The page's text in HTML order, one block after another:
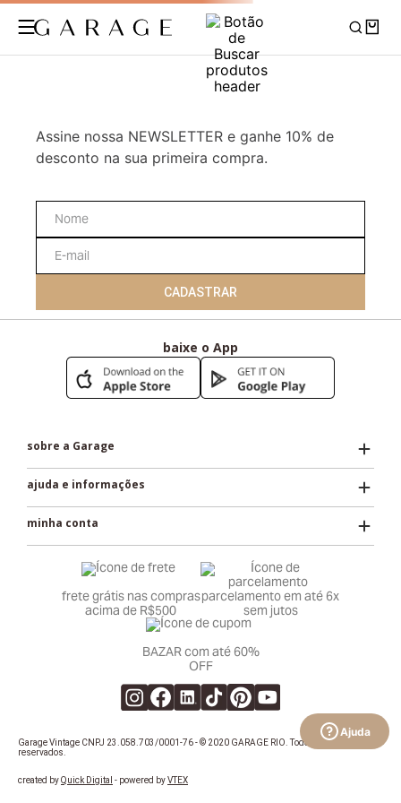
Ajuda
Assine nossa NEWSLETTER e ganhe 10% de
desconto na sua primeira compra.
CADASTRAR
baixe o App
sobre a Garage
ajuda e informações
minha conta
frete grátis nas compras
acima de R$500
parcelamento em até 6x
sem jutos
BAZAR com até 60%
OFF
Garage Vintage CNPJ 23.058.703/0001-76 - © 2020 GARAGE RIO. Todos os direitos
reservados.
created byQuick Digital - powered byVTEX